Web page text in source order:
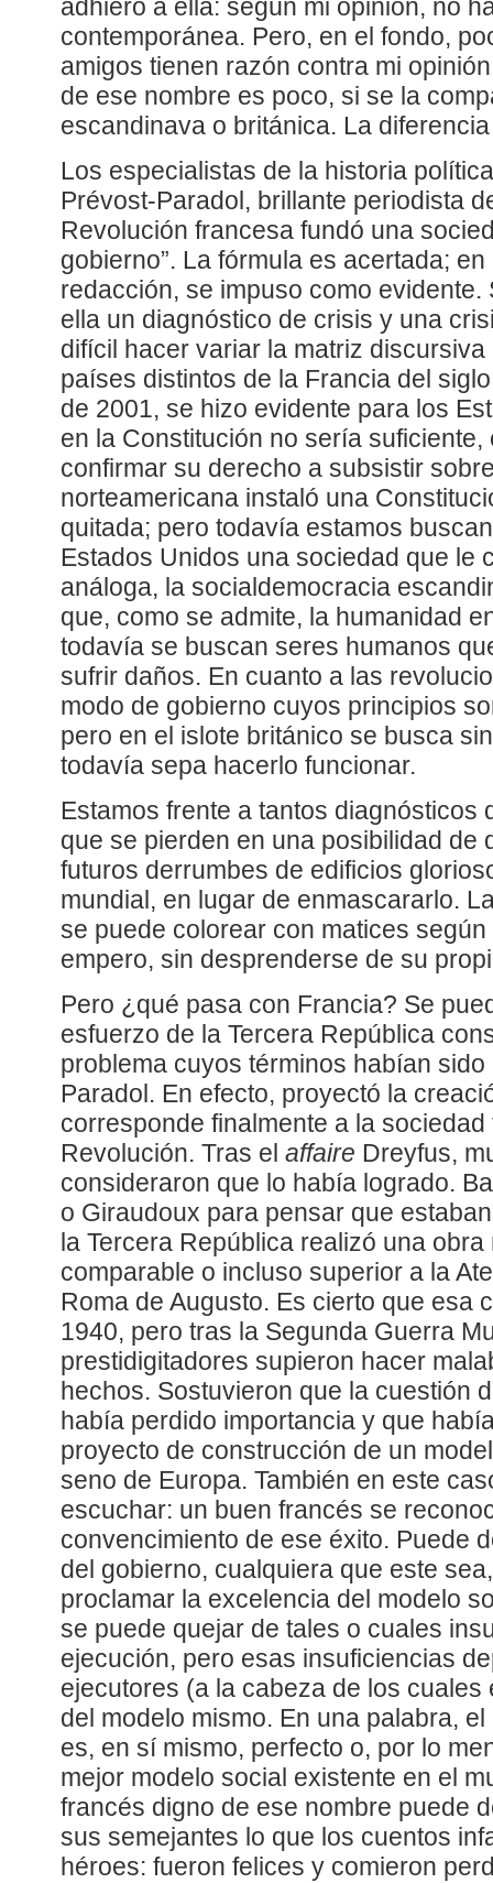
adhiero a ella: según mi opinión, no
contemporánea. Pero, en el fondo,
amigos tienen razón contra mi
de ese nombre es poco, si se la
escandinava o británica. La
Los especialistas de la historia
Prévost-Paradol, brillante periodista
Revolución francesa fundó una
gobierno”. La fórmula es acertada;
redacción, se impuso como
ella un diagnóstico de crisis y una
difícil hacer variar la matriz
países distintos de la Francia del
de 2001, se hizo evidente para los
en la Constitución no sería suficiente,
confirmar su derecho a subsistir
norteamericana instaló una
quitada; pero todavía estamos
Estados Unidos una sociedad que le
análoga, la socialdemocracia
que, como se admite, la humanidad
todavía se buscan seres humanos
sufrir daños. En cuanto a las
modo de gobierno cuyos principios
pero en el islote británico se busca
todavía sepa hacerlo funcionar.
Estamos frente a tantos diagnósticos
que se pierden en una posibilidad de
futuros derrumbes de edificios
mundial, en lugar de enmascararlo.
se puede colorear con matices
empero, sin desprenderse de su
Pero ¿qué pasa con Francia? Se
esfuerzo de la Tercera República
problema cuyos términos habían
Paradol. En efecto, proyectó la
corresponde finalmente a la
Revolución. Tras el affaire Dreyfus,
consideraron que lo había logrado.
o Giraudoux para pensar que
la Tercera República realizó una
comparable o incluso superior a la
Roma de Augusto. Es cierto que esa
1940, pero tras la Segunda Guerra
prestidigitadores supieron hacer
hechos. Sostuvieron que la cuestión
había perdido importancia y que
proyecto de construcción de un
seno de Europa. También en este
escuchar: un buen francés se
convencimiento de ese éxito. Puede
del gobierno, cualquiera que este
proclamar la excelencia del modelo
se puede quejar de tales o cuales
ejecución, pero esas insuficiencias
ejecutores (a la cabeza de los cuales
del modelo mismo. En una palabra,
es, en sí mismo, perfecto o, por lo
mejor modelo social existente en el
francés digno de ese nombre puede
sus semejantes lo que los cuentos
héroes: fueron felices y comieron